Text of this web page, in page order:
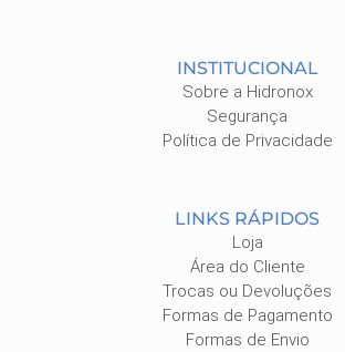
INSTITUCIONAL
Sobre a Hidronox
Segurança
Política de Privacidade
LINKS RÁPIDOS
Loja
Área do Cliente
Trocas ou Devoluções
Formas de Pagamento
Formas de Envio